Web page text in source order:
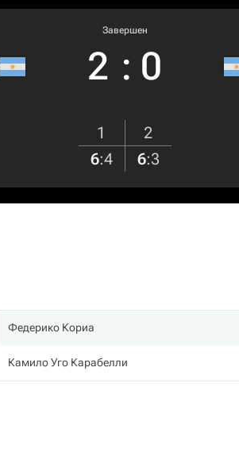
Завершен
2 : 0
1
2
6:4 6:3
Федерико Кориа
Камило Уго Карабелли